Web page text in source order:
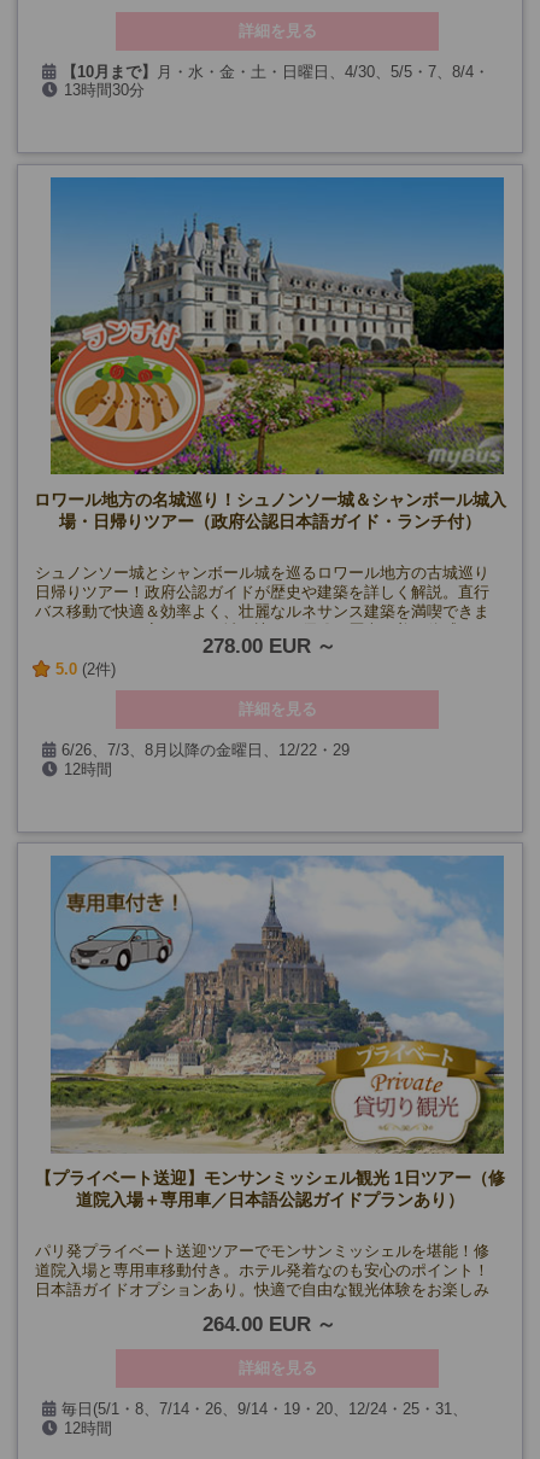
詳細を見る
【10月まで】
月・水・金・土・日曜日、4/30、5/5・7、8/4・
6・11・13・18・20・25・27、9/22・24
【11月～1月】月・水・金・土曜日、12/29・31
【2月～3月】毎日
空席カレンダーをご確認ください
13時間30分
ロワール地方の名城巡り！シュノンソー城＆シャンボール城入
場・日帰りツアー（政府公認日本語ガイド・ランチ付）
シュノンソー城とシャンボール城を巡るロワール地方の古城巡り
日帰りツアー！政府公認ガイドが歴史や建築を詳しく解説。直行
バス移動で快適＆効率よく、壮麗なルネサンス建築を満喫できま
278.00 EUR
5.0 (2件)
詳細を見る
6/26、7/3、8月以降の金曜日、12/22・29
(12/25、1月、2月を除く)
8月14日、9月18日、10月2日
12時間
【プライベート送迎】モンサンミッシェル観光 1日ツアー（修
道院入場＋専用車／日本語公認ガイドプランあり）
パリ発プライベート送迎ツアーでモンサンミッシェルを堪能！修
道院入場と専用車移動付き。ホテル発着なのも安心のポイント！
日本語ガイドオプションあり。快適で自由な観光体験をお楽しみ
264.00 EUR
詳細を見る
毎日(5/1・8、7/14・26、9/14・19・20、12/24・25・31、
1/1、第一日曜日を除く)
12時間